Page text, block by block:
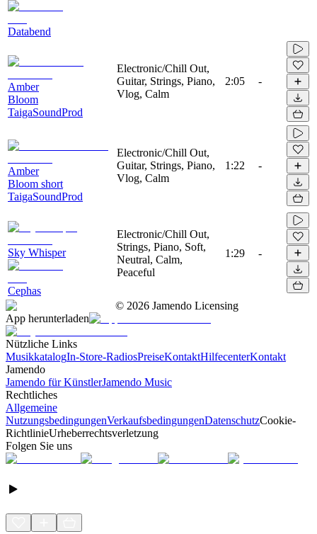
Databend
Amber
Bloom
TaigaSoundProd
Electronic/Chill Out,
Guitar, Strings, Piano,
Vlog, Calm
2:05 -
Amber
Bloom short
TaigaSoundProd
Electronic/Chill Out,
Guitar, Strings, Piano,
Vlog, Calm
1:22 -
Sky Whisper
Cephas
Electronic/Chill Out,
Strings, Piano, Soft,
Neutral, Calm,
Peaceful
1:29 -
© 2026 Jamendo Licensing
App herunterladen
Nützliche Links
MusikkatalogIn-Store-RadiosPreiseKontaktHilfecenterKontakt
Jamendo
Jamendo für KünstlerJamendo Music
Rechtliches
Allgemeine
NutzungsbedingungenVerkaufsbedingungenDatenschutzCookie-
RichtlinieUrheberrechtsverletzung
Folgen Sie uns